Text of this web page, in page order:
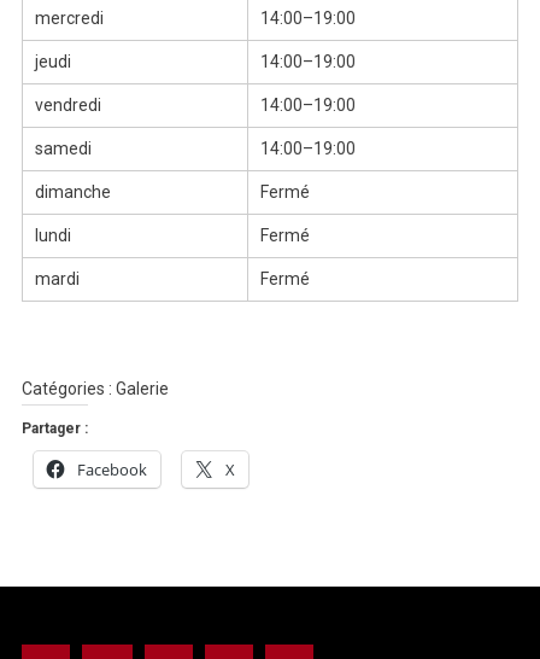
mercredi 14:00–19:00
jeudi 14:00–19:00
vendredi 14:00–19:00
samedi 14:00–19:00
dimanche Fermé
lundi Fermé
mardi Fermé
Catégories : Galerie
Partager :
Facebook X